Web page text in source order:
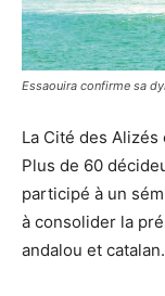
Essaouira confirme sa
La Cité des
Plus de 60
participé à un
à consolider la
andalou et catalan.